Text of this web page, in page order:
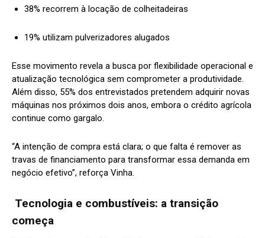
38% recorrem à locação de colheitadeiras
19% utilizam pulverizadores alugados
Esse movimento revela a busca por flexibilidade operacional e
atualização tecnológica sem comprometer a produtividade.
Além disso, 55% dos entrevistados pretendem adquirir novas
máquinas nos próximos dois anos, embora o crédito agrícola
continue como gargalo.
“A intenção de compra está clara; o que falta é remover as
travas de financiamento para transformar essa demanda em
negócio efetivo”, reforça Vinha.
Tecnologia e combustíveis: a transição
começa